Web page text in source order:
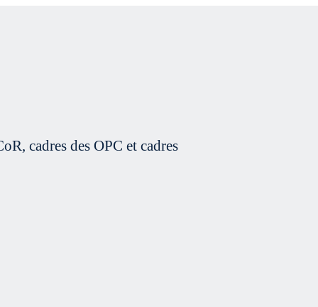
cadres des OPC et cadres